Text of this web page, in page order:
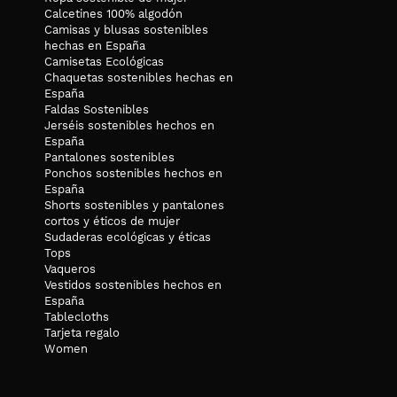
Calcetines 100% algodón
Camisas y blusas sostenibles
hechas en España
Camisetas Ecológicas
Chaquetas sostenibles hechas en
España
Faldas Sostenibles
Jerséis sostenibles hechos en
España
Pantalones sostenibles
Ponchos sostenibles hechos en
España
Shorts sostenibles y pantalones
cortos y éticos de mujer
Sudaderas ecológicas y éticas
Tops
Vaqueros
Vestidos sostenibles hechos en
España
Tablecloths
Tarjeta regalo
Women